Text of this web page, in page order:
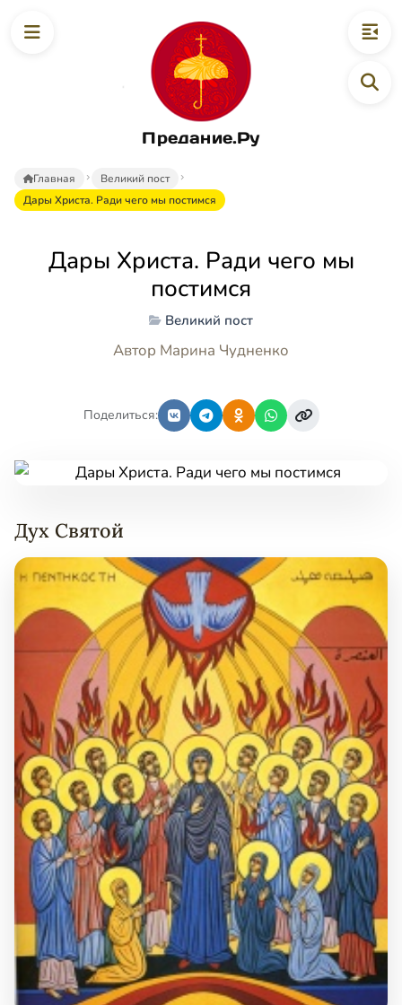
Предание.Ру
Главная
Великий пост
Дары Христа. Ради чего мы постимся
Дары Христа. Ради чего мы
постимся
Великий пост
Автор Марина Чудненко
Поделиться:
Дух Святой